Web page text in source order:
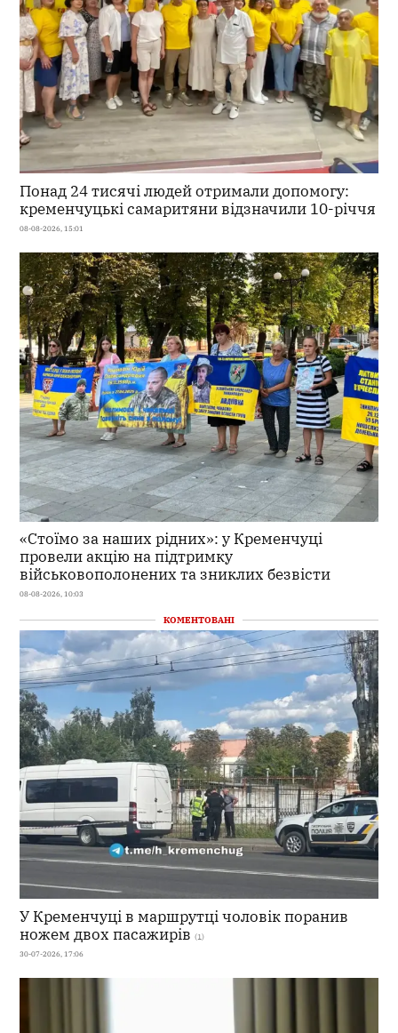
Понад 24 тисячі людей отримали допомогу:
кременчуцькі самаритяни відзначили 10-річчя
08-08-2026, 15:01
«Стоїмо за наших рідних»: у Кременчуці
провели акцію на підтримку
військовополонених та зниклих безвісти
08-08-2026, 10:03
КОМЕНТОВАНІ
У Кременчуці в маршрутці чоловік поранив
ножем двох пасажирів (1)
30-07-2026, 17:06